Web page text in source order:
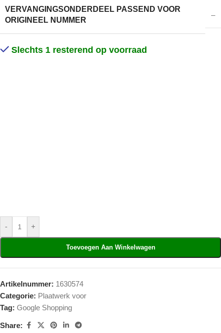
VERVANGINGSONDERDEEL PASSEND VOOR
ORIGINEEL NUMMER
–
Slechts 1 resterend op voorraad
- +
Toevoegen Aan Winkelwagen
Artikelnummer: 1630574
Categorie: Plaatwerk voor
Tag: Google Shopping
Share: